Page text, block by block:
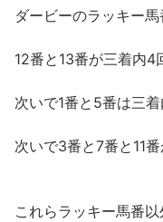
ダービーのラッキー馬
12番と13番が三着内4
次いで1番と5番は三
次いで3番と7番と11
これらラッキー馬番